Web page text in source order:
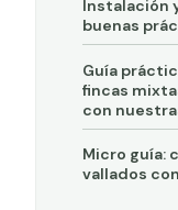
Instalación
buenas
Guía
fincas
con
Micro guía:
vallados